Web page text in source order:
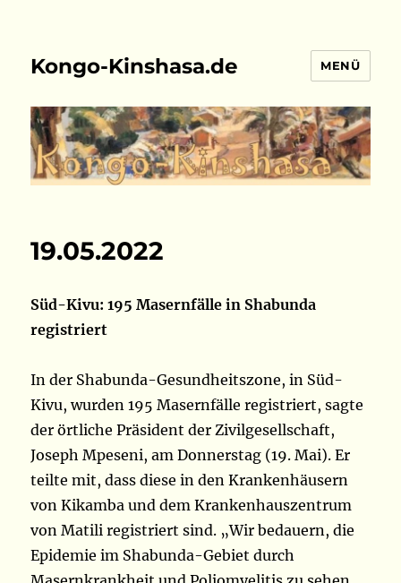
Kongo-Kinshasa.de MENÜ
19.05.2022
Süd-Kivu: 195 Masernfälle in Shabunda
registriert
In der Shabunda-Gesundheitszone, in Süd-
Kivu, wurden 195 Masernfälle registriert, sagte
der örtliche Präsident der Zivilgesellschaft,
Joseph Mpeseni, am Donnerstag (19. Mai). Er
teilte mit, dass diese in den Krankenhäusern
von Kikamba und dem Krankenhauszentrum
von Matili registriert sind. „Wir bedauern, die
Epidemie im Shabunda-Gebiet durch